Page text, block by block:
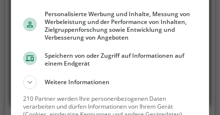
Brunch, im Kornhauskeller ist man immer gut
aufgehoben. Tauche ein in die Atmosphäre, spüre
das Ambiente und probiere das vielfältige Angebot
an Getränken und Speisen.
Personalisierte Werbung und Inhalte, Messung von
Werbeleistung und der Performance von Inhalten,
Zielgruppenforschung sowie Entwicklung und
Verbesserung von Angeboten
Speichern von oder Zugriff auf Informationen auf
einem Endgerät
Weitere Informationen
210 Partner werden Ihre personenbezogenen Daten
verarbeiten und dürfen Informationen von Ihrem Gerät